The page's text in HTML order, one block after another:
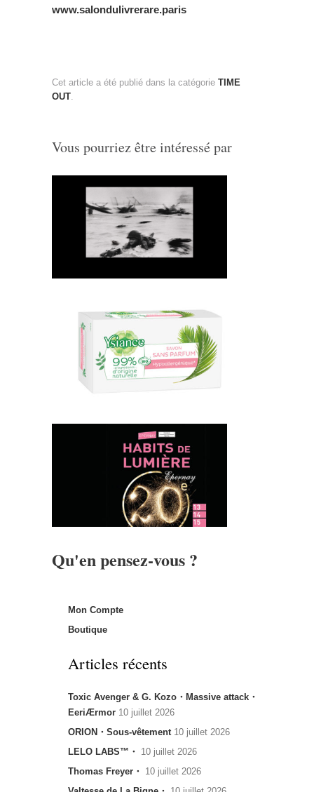
www.salondulivrerare.paris
Cet article a été publié dans la catégorie TIME
OUT
Vous pourriez être intéressé par
Qu'en pensez-vous ?
Mon Compte
Boutique
Articles récents
Toxic Avenger & G. Kozo・Massive attack・
EeriÆrmor 10 juillet 2026
ORION・Sous-vêtement 10 juillet 2026
LELO LABS™・ 10 juillet 2026
Thomas Freyer・ 10 juillet 2026